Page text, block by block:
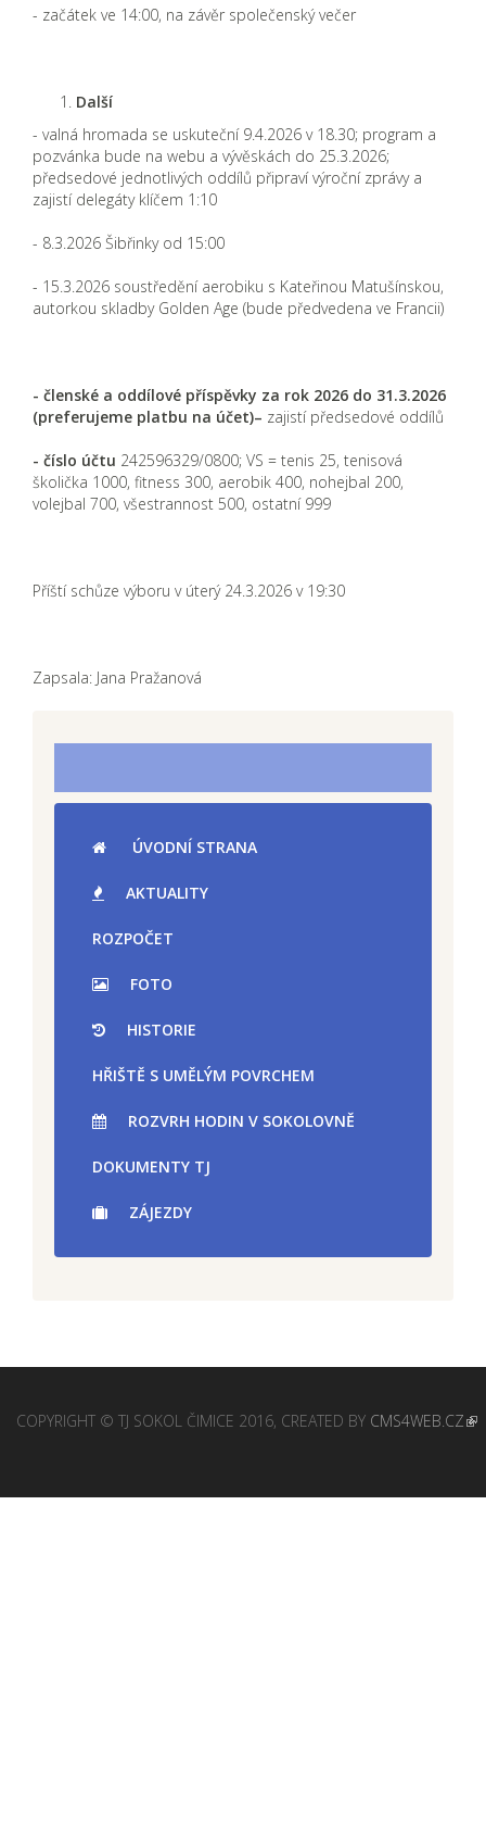
- začátek ve 14:00, na závěr společenský večer
Další
- valná hromada se uskuteční 9.4.2026 v 18.30; program a
pozvánka bude na webu a vývěskách do 25.3.2026;
předsedové jednotlivých oddílů připraví výroční zprávy a
zajistí delegáty klíčem 1:10
- 8.3.2026 Šibřinky od 15:00
- 15.3.2026 soustředění aerobiku s Kateřinou Matušínskou,
autorkou skladby Golden Age (bude předvedena ve Francii)
- členské a oddílové příspěvky za rok 2026 do 31.3.2026
(preferujeme platbu na účet)– zajistí předsedové oddílů
- číslo účtu 242596329/0800; VS = tenis 25, tenisová
školička 1000, fitness 300, aerobik 400, nohejbal 200,
volejbal 700, všestrannost 500, ostatní 999
Příští schůze výboru v úterý 24.3.2026 v 19:30
Zapsala: Jana Pražanová
ÚVODNÍ STRANA
AKTUALITY
ROZPOČET
FOTO
HISTORIE
HŘIŠTĚ S UMĚLÝM POVRCHEM
ROZVRH HODIN V SOKOLOVNĚ
DOKUMENTY TJ
ZÁJEZDY
COPYRIGHT © TJ SOKOL ČIMICE 2016, CREATED BY CMS4WEB.CZ